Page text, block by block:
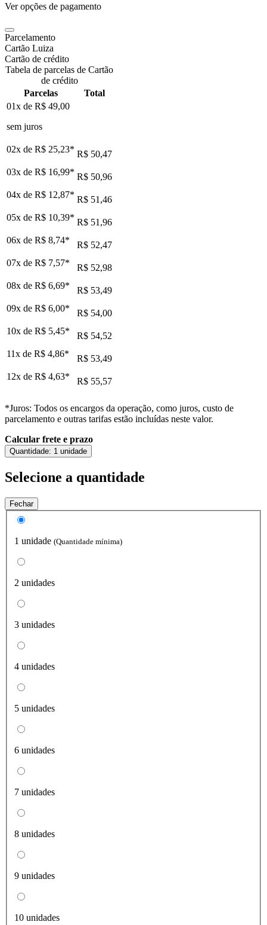
Ver opções de pagamento
Parcelamento
Cartão Luiza
Cartão de crédito
Tabela de parcelas de Cartão
de crédito
Parcelas
Total
01x de R$ 49,00
sem juros
02x de R$ 25,23* R$ 50,47
03x de R$ 16,99* R$ 50,96
04x de R$ 12,87* R$ 51,46
05x de R$ 10,39* R$ 51,96
06x de R$ 8,74*
R$ 52,47
07x de R$ 7,57*
R$ 52,98
08x de R$ 6,69*
R$ 53,49
09x de R$ 6,00*
R$ 54,00
10x de R$ 5,45*
R$ 54,52
11x de R$ 4,86*
R$ 53,49
12x de R$ 4,63* R$ 55,57
*Juros: Todos os encargos da operação, como juros, custo de
parcelamento e outras tarifas estão incluídas neste valor.
Calcular frete e prazo
Quantidade: 1 unidade
Selecione a quantidade
Fechar
1 unidade (Quantidade mínima)
2 unidades
3 unidades
4 unidades
5 unidades
6 unidades
7 unidades
8 unidades
9 unidades
10 unidades